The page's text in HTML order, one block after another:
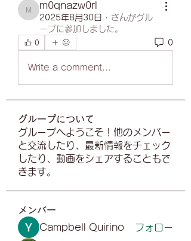
m0qnazw0rl
m0qnazw0rl
2025年8月30日 · さんがグル
ープに参加しました。
0 0
Write a comment...
グループについて
グループへようこそ！他のメンバー
と交流したり、最新情報をチェック
したり、動画をシェアすることもで
きます。
メンバー
Campbell Quirino
フォロー